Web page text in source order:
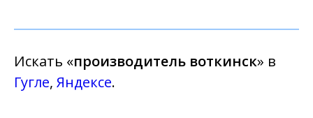
Искать «производитель воткинск» в
Гугле, Яндексе.